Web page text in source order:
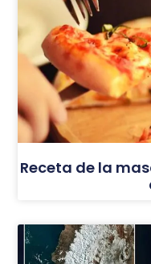
Receta de la